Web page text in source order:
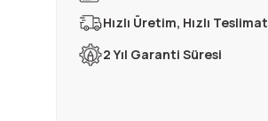
Hızlı Üretim, Hızlı Teslimat
2 Yıl Garanti Süresi